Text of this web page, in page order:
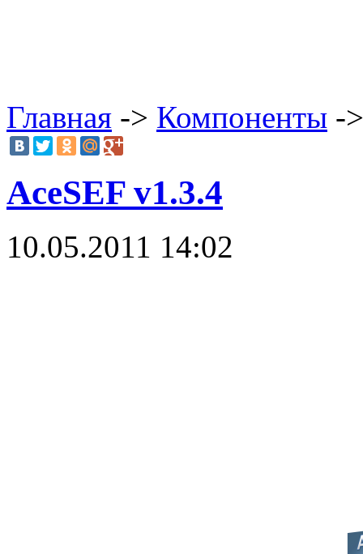
Главная -> Компоненты -
AceSEF v1.3.4
10.05.2011 14:02